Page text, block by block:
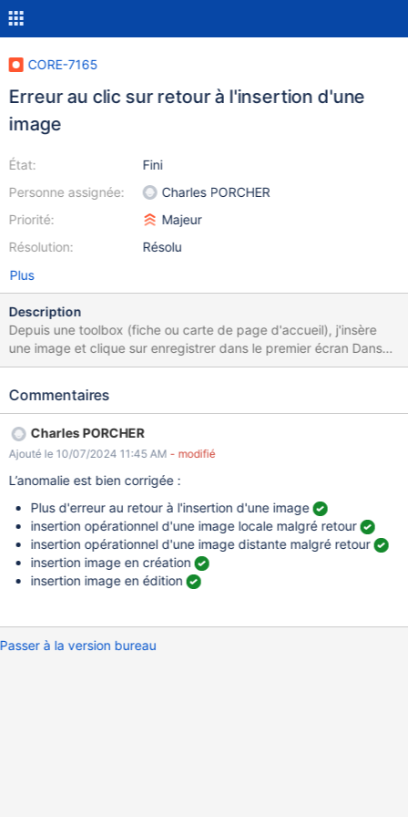
CORE-7165
Erreur au clic sur retour à l'insertion d'une
image
État:
Personne assignée:
Priorité:
Résolution:
Fini
Charles PORCHER
Majeur
Résolu
Plus
Description
Depuis une toolbox (fiche ou carte de page d'accueil), j'insère
une image et clique sur enregistrer dans le premier écran Dans
l'écran de recadrage de l'image je n'effectue aucun traitement et
des paramètres d'insertion où je clique sur précédent : J'arrive
TypeError: Cannot read properties of null (reading
'querySelector') at contentLoad (plugin.js?
t=1717061814733:51:94) at element.onContentLoad
ckeditor.js:33:38 at Object.callFunction (ckeditor.js:33:154)
at HTMLIFrameElement.onload (com.jsbsoft.jtf.core.SG:1:16) var
body = new
CKEDITOR.dom.element(dialog.iframeDom.contentDocument.qu
erySelector('body'));
Commentaires
Charles PORCHER
Ajouté le 10/07/2024 11:45 AM - modifié
L’anomalie est bien corrigée :
Plus d'erreur au retour à l'insertion d'une image
insertion opérationnel d'une image locale malgré retour
insertion opérationnel d'une image distante malgré retour
insertion image en création
insertion image en édition
Passer à la version bureau